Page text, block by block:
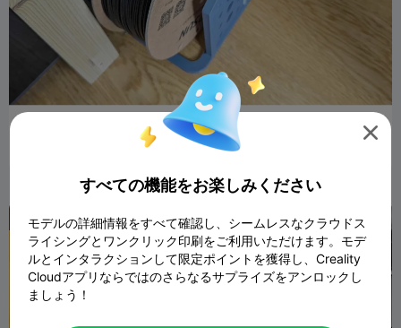
K1 MaxおよびK1用フィラメントホルダー

すべての機能をお楽しみください
モデルの詳細情報をすべて確認し、シームレスなクラウドス
ライシングとワンクリック印刷をご利用いただけます。モデ
ルとインタラクションして限定ポイントを獲得し、Creality
Cloudアプリならではのさらなるサプライズをアンロックし
ましょう！